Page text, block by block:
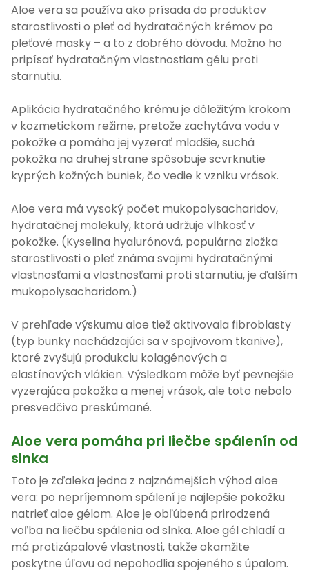
Aloe vera sa používa ako prísada do produktov
starostlivosti o pleť od hydratačných krémov po
pleťové masky – a to z dobrého dôvodu. Možno ho
pripísať hydratačným vlastnostiam gélu proti
starnutiu.
Aplikácia hydratačného krému je dôležitým krokom
v kozmetickom režime, pretože zachytáva vodu v
pokožke a pomáha jej vyzerať mladšie, suchá
pokožka na druhej strane spôsobuje scvrknutie
kyprých kožných buniek, čo vedie k vzniku vrások.
Aloe vera má vysoký počet mukopolysacharidov,
hydratačnej molekuly, ktorá udržuje vlhkosť v
pokožke. (Kyselina hyalurónová, populárna zložka
starostlivosti o pleť známa svojimi hydratačnými
vlastnosťami a vlastnosťami proti starnutiu, je ďalším
mukopolysacharidom.)
V prehľade výskumu aloe tiež aktivovala fibroblasty
(typ bunky nachádzajúci sa v spojivovom tkanive),
ktoré zvyšujú produkciu kolagénových a
elastínových vlákien. Výsledkom môže byť pevnejšie
vyzerajúca pokožka a menej vrások, ale toto nebolo
presvedčivo preskúmané.
Aloe vera pomáha pri liečbe spálenín od
slnka
Toto je zďaleka jedna z najznámejších výhod aloe
vera: po nepríjemnom spálení je najlepšie pokožku
natrieť aloe gélom. Aloe je obľúbená prirodzená
voľba na liečbu spálenia od slnka. Aloe gél chladí a
má protizápalové vlastnosti, takže okamžite
poskytne úľavu od nepohodlia spojeného s úpalom.